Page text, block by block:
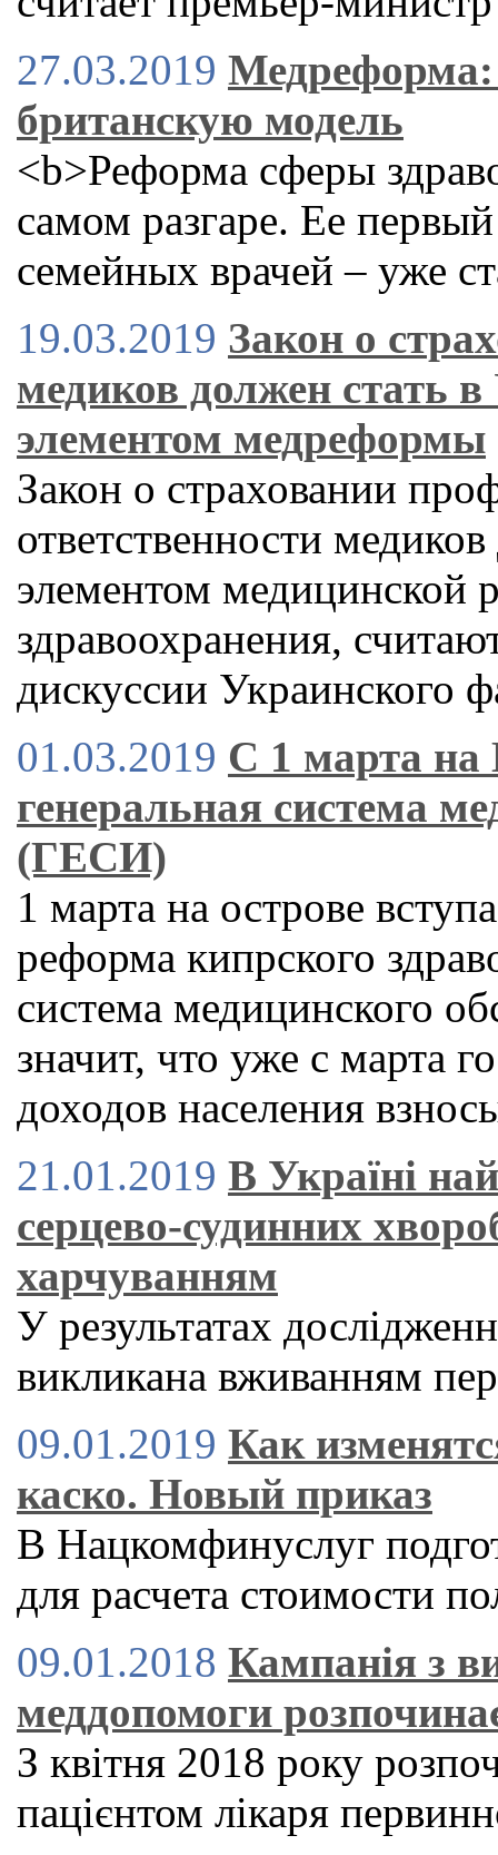
27.03.2019
британскую модель
<b>Реформа сферы
самом разгаре. Ее
семейных врачей – уже
19.03.2019 Закон о
медиков должен стать
элементом медреформы
Закон о страховании
ответственности
элементом медицинской
здравоохранения,
дискуссии Украинского
01.03.2019 С 1 марта на
генеральная система
(ГЕСИ)
1 марта на острове
реформа кипрского
система медицинского
значит, что уже с марта
доходов населения
21.01.2019 В Україні
серцево-судинних
харчуванням
У результатах
викликана вживанням
09.01.2019 Как
каско. Новый приказ
В Нацкомфинуслуг
для расчета стоимости
09.01.2018 Кампанія з
меддопомоги
З квітня 2018 року
пацієнтом лікаря